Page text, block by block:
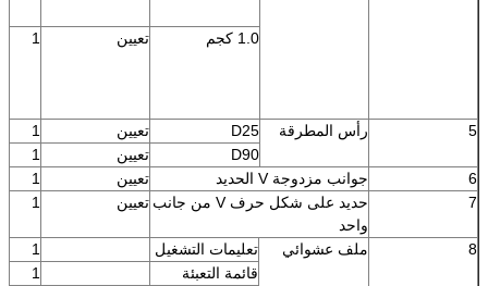
1.0 كجم تعيين 1
5 رأس المطرقة D25 تعيين
1
D90
تعيين
1
6
جوانب مزدوجة V الحديد تعيين
1
7
حديد على شكل حرف V من جانب
واحد
تعيين 1
8 ملف عشوائي تعليمات التشغيل
1
قائمة التعبئة
1